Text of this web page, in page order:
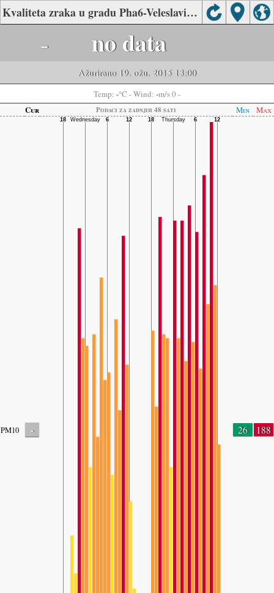
Kvaliteta zraka u gradu Pha6-Veleslavin, Prague
- no data
Ažurirano 19. ožu. 2015 13:00
Temp: -°C - Wind: -m/s 0 -
Cur
Podaci za zadnjih 48 sati Min Max
PM10 - 26 188